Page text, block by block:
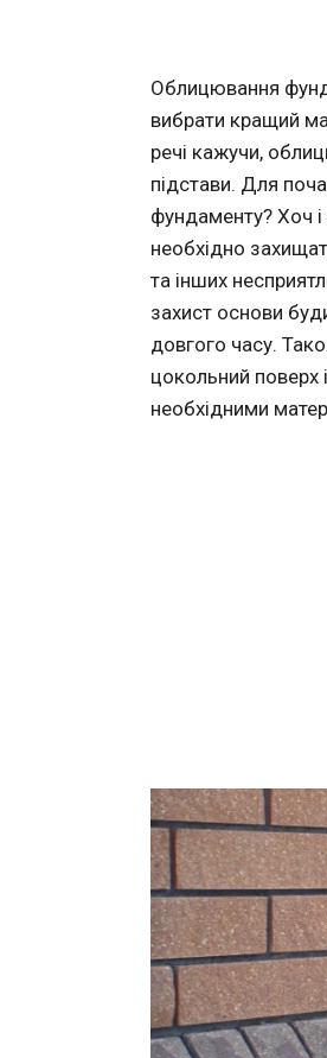
Облицювання
вибрати кращий
речі кажучи,
підстави. Для
фундаменту? Хоч і
необхідно
та інших
захист основи
довгого часу.
цокольний поверх
необхідними